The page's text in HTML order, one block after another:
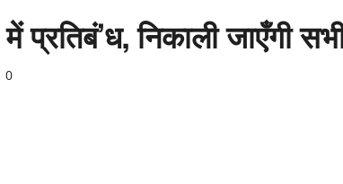
प्रतिबं’ध, निकाली जाएँगी
0